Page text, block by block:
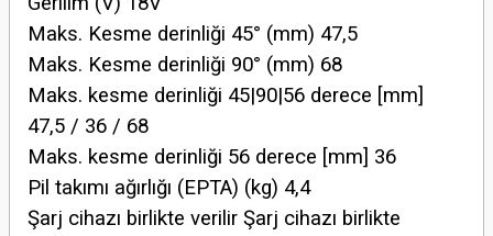
Maks. Kesme derinliği 45° (mm) 47,5
Maks. Kesme derinliği 90° (mm) 68
Maks. kesme derinliği 45|90|56 derece [mm]
47,5 / 36 / 68
Maks. kesme derinliği 56 derece [mm] 36
Pil takımı ağırlığı (EPTA) (kg) 4,4
Şarj cihazı birlikte verilir Şarj cihazı birlikte